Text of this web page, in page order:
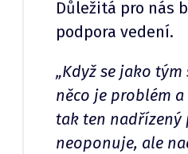
Důležitá pro nás
podpora vedení.
„Když se jako tým
něco je problém
tak ten
neoponuje, ale